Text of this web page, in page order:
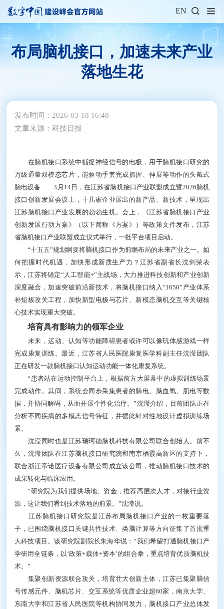
EN
布局脑机接口，加速未来产业
落地生花
发布时间：2026-03-18 16:48
文章来源：科技日报
在脑机接口系统中捕捉神经信号的电极，用于脑机接口研究的
万级通量双模态芯片，能驱动手套完成抓握、伸展等动作的头戴式
脑电设备……3月14日，在江苏省脑机接口产业联盟成立暨2026脑机
接口创新发展会议上，十几家企业展出的新产品、新技术，呈现出
江苏脑机接口产业发展的勃勃生机。会上，《江苏省脑机接口产业
创新发展行动方案》（以下简称《方案》）等政策文件发布，江苏
省脑机接口产业联盟成立仪式举行，一批平台项目启动。
“十五五”规划纲要将脑机接口作为前瞻布局的未来产业之一。如
何把握时代机遇，加快形成新质生产力？江苏省副省长沈剑荣表
示，江苏将锚定“人工智能+”主战场，大力推进科技创新和产业创新
深度融合，加速突破前沿新技术，将脑机接口纳入“1650”产业体系
补短板攻关工程，加快新型电极与芯片、新模态脑机交互等关键核
心技术实现重大突破。
培育具有影响力的领军企业
未来，运动、认知等功能障碍患者或许可以像玩体感游戏一样
完成康复训练。最近，江苏省人民医院康复医学科副主任沈滢团队
正在研发一款脑机接口认知运动功能一体化康复系统。
“患者站在运动控制平台上，根据前方大屏幕中的虚拟训练场景
完成动作。其间，系统会同步采集患者的脑电、脑血氧、肌电等数
据，并协同解码，从而开展个性化治疗。”沈滢介绍，目前团队正在
分析不同疾病的多模态信号特征，并据此针对性地设计虚拟训练场
景。
沈滢同时也是江苏瑞珂德脑机科技有限公司联合创始人。前不
久，沈滢团队在江苏脑机接口研究院和南京栖霞高新区的支持下，
联合浙江帝诺医疗设备有限公司成立该公司，推动脑机接口技术的
成果转化与临床应用。
“研究院为我们提供场地、资金，推荐高层次人才，对接行业资
源，这让我们看到技术落地的前景。”沈滢说。
江苏脑机接口研究院是江苏布局脑机接口产业的一枚重要落
子，已围绕脑机接口关键共性技术、类脑计算等方向征集了首批重
大科技项目。该研究院副院长朱海华说：“我们希望打通脑机接口产
学研用全链条，以‘政策+载体+资本’的组合拳，重点培育优质脑机技
术。”
集聚创新资源联合攻关，培育壮大创新主体，江苏已集聚脑信
号传感元件、脑机芯片、交互系统等优质企业超60家，南京大学、
东南大学和江苏省人民医院等机构协同发力，脑机接口产业总体发